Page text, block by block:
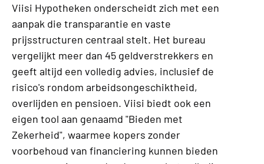
Viisi Hypotheken onderscheidt zich met een
aanpak die transparantie en vaste
prijsstructuren centraal stelt. Het bureau
vergelijkt meer dan 45 geldverstrekkers en
geeft altijd een volledig advies, inclusief de
risico's rondom arbeidsongeschiktheid,
overlijden en pensioen. Viisi biedt ook een
eigen tool aan genaamd "Bieden met
Zekerheid", waarmee kopers zonder
voorbehoud van financiering kunnen bieden